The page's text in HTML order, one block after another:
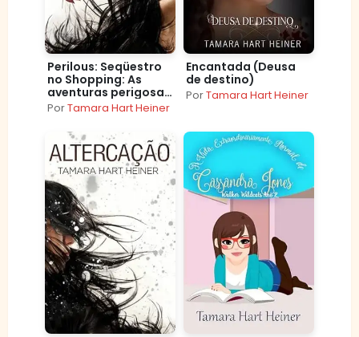
Perilous: Seqüestro
no Shopping: As
aventuras perigosas
de um grupo de
PorTamara Hart Heiner
Encantada (Deusa
de destino)
PorTamara Hart Heiner